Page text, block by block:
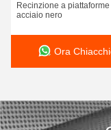
Recinzione a piattaforme
acciaio nero
Ora